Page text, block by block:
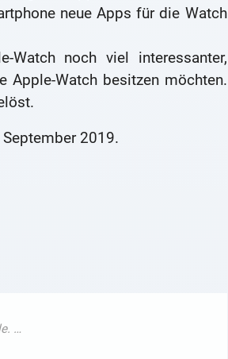
neue Apps für die Watch
Watch noch viel interessanter,
Apple-Watch besitzen möchten.
2019.